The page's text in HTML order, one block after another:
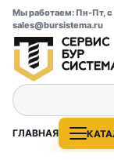
Мы работаем: Пн-Пт, с
sales@bursistema.ru
ГЛАВНАЯ